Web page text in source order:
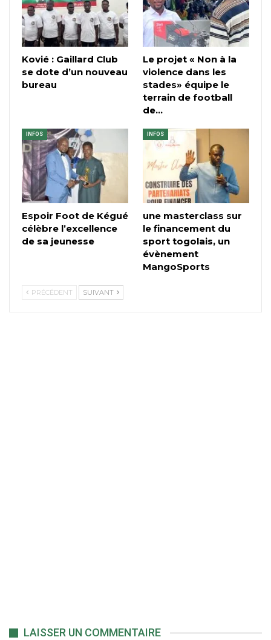
Kovié : Gaillard Club
se dote d’un nouveau
bureau
Le projet « Non à la
violence dans les
stades» équipe le
terrain de football
de…
INFOS
Espoir Foot de Kégué
célèbre l’excellence
de sa jeunesse
INFOS
une masterclass sur
le financement du
sport togolais, un
évènement
MangoSports
PRÉCÉDENT SUIVANT
LAISSER UN COMMENTAIRE